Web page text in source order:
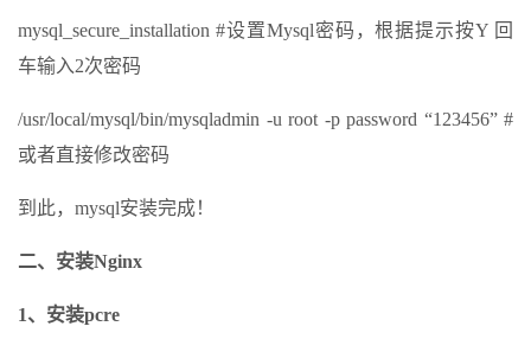
mysql_secure_installation #设置Mysql密码，根据提示按Y 回
车输入2次密码
/usr/local/mysql/bin/mysqladmin -u root -p password “123456” #
或者直接修改密码
到此，mysql安装完成！
二、安装Nginx
1、安装pcre